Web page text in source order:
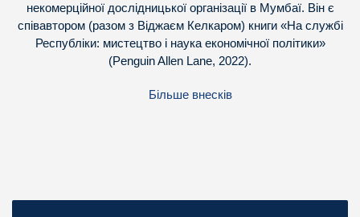
некомерційної дослідницької організації в Мумбаї. Він є
співавтором (разом з Віджаєм Келкаром) книги «На службі
Республіки: мистецтво і наука економічної політики»
(Penguin Allen Lane, 2022).
Більше внесків